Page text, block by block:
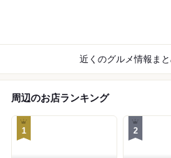
近くのグルメ情報ま
周辺のお店ランキング
1 2